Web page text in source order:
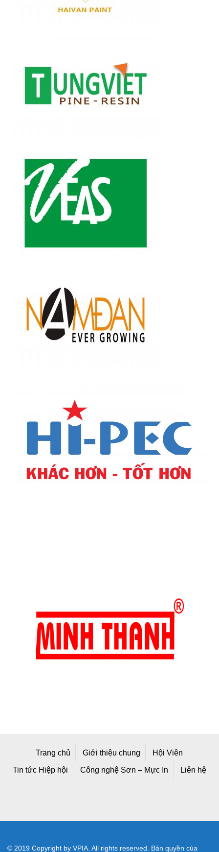
Trang chủ Giới thiệu chung Hội Viên
Tin tức Hiệp hội Công nghệ Sơn – Mực In Liên hệ
© 2019 Copyright by VPIA. All rights reserved. Bản quyền của